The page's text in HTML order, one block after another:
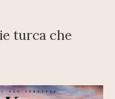
turca che